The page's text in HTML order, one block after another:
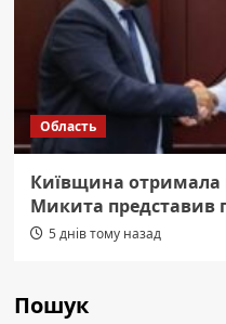
Область
Київщина отримала
Микита представив
5 днів тому назад
Пошук